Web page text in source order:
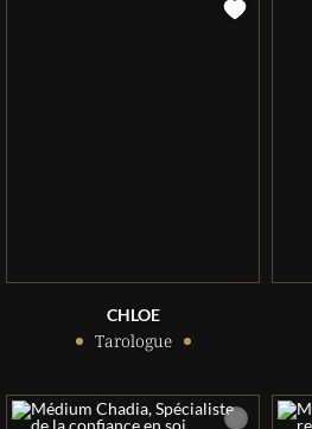
CHLOE
Tarologue